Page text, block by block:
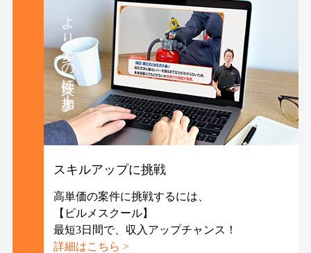
より多くの案件に参加！
スキルアップに挑戦
高単価の案件に挑戦するには、
【ビルメスクール】
最短3日間で、収入アップチャンス！
詳細はこちら >